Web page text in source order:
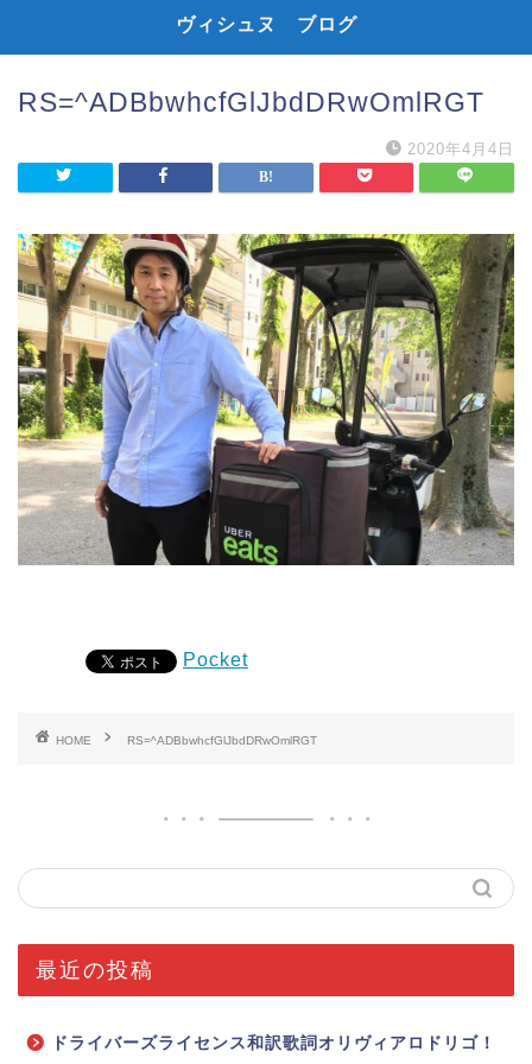
ヴィシュヌ ブログ
RS=^ADBbwhcfGlJbdDRwOmlRGT
2020年4月4日
Pocket
HOME RS=^ADBbwhcfGlJbdDRwOmlRGT
最近の投稿
ドライバーズライセンス和訳歌詞オリヴィアロドリゴ！